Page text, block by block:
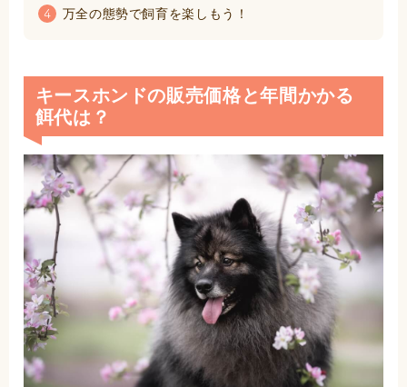
4 万全の態勢で飼育を楽しもう！
キースホンドの販売価格と年間かかる
餌代は？